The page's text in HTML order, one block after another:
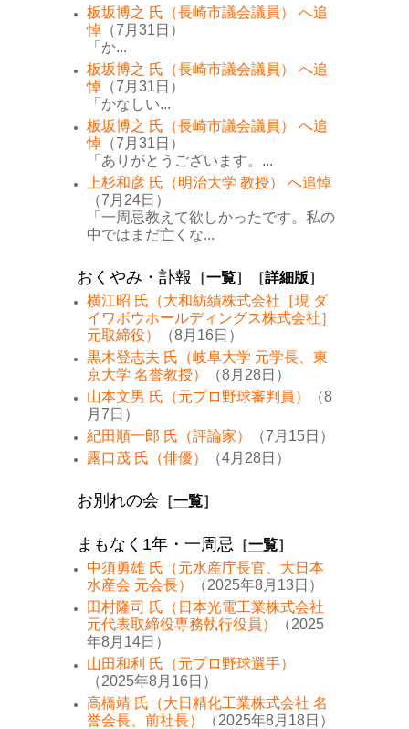
板坂博之 氏（長崎市議会議員） へ追
悼 （7月31日）
「か...
板坂博之 氏（長崎市議会議員） へ追
悼 （7月31日）
「かなしい...
板坂博之 氏（長崎市議会議員） へ追
悼 （7月31日）
「ありがとうございます。...
上杉和彦 氏（明治大学 教授） へ追悼
（7月24日）
「一周忌教えて欲しかったです。私の
中ではまだ亡くな...
おくやみ・訃報 ［一覧］［詳細版］
横江昭 氏（大和紡績株式会社［現 ダ
イワボウホールディングス株式会社］
元取締役）
（8月16日）
黒木登志夫 氏（岐阜大学 元学長、東
京大学 名誉教授）
（8月28日）
山本文男 氏（元プロ野球審判員）
（8
月7日）
紀田順一郎 氏（評論家）
（7月15日）
露口茂 氏（俳優）
（4月28日）
お別れの会 ［一覧］
まもなく1年・一周忌 ［一覧］
中須勇雄 氏（元水産庁長官、大日本
水産会 元会長）
（2025年8月13日）
田村隆司 氏（日本光電工業株式会社
元代表取締役専務執行役員）
（2025
年8月14日）
山田和利 氏（元プロ野球選手）
（2025年8月16日）
高橋靖 氏（大日精化工業株式会社 名
誉会長、前社長）
（2025年8月18日）